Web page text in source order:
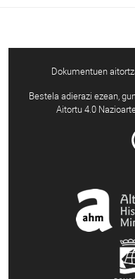
Dokumentuen
Bestela adierazi ezean,
Aitortu 4.0